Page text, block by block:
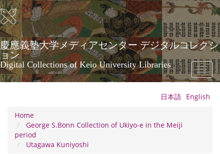
Skip
to
main
content
慶應義塾大学メディアセンター デジタルコレクシ
ョン
Digital Collections of Keio University Libraries
Toggle
日本語 English
Home
George S.Bonn Collection of Ukiyo-e in the Meiji
period
Utagawa Kuniyoshi